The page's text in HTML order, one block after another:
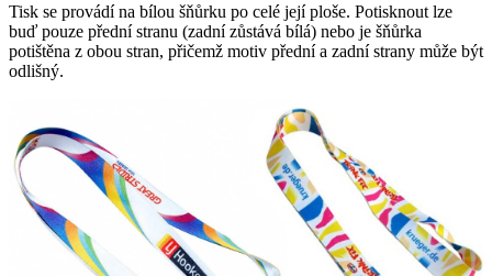
Tisk se provádí na bílou šňůrku po celé její ploše. Potisknout lze
buď pouze přední stranu (zadní zůstává bílá) nebo je šňůrka
potištěna z obou stran, přičemž motiv přední a zadní strany může být
odlišný.